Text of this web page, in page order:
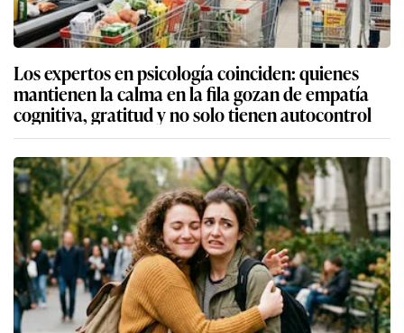
Los expertos en psicología coinciden: quienes
mantienen la calma en la fila gozan de empatía
cognitiva, gratitud y no solo tienen autocontrol